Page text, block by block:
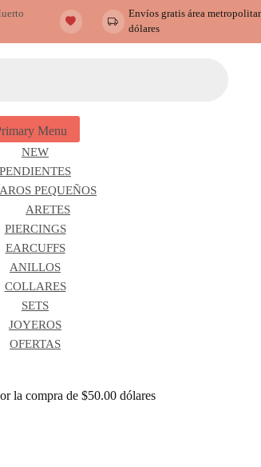
Envíos gratis área
dólares
Menu
NEW
PENDIENTES
AROS PEQUEÑOS
ARETES
PIERCINGS
EARCUFFS
ANILLOS
COLLARES
SETS
JOYEROS
OFERTAS
la compra de $50.00 dólares